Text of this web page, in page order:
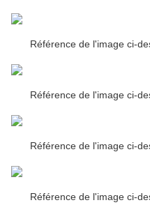
Référence de l'image ci-
Référence de l'image ci-
Référence de l'image ci-
Référence de l'image ci-